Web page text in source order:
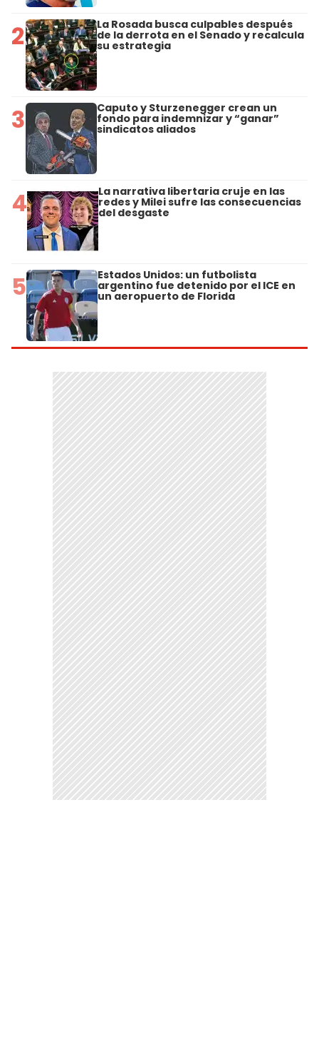
2 La Rosada busca culpables después
de la derrota en el Senado y recalcula
su estrategia
3 Caputo y Sturzenegger crean un
fondo para indemnizar y “ganar”
sindicatos aliados
4 La narrativa libertaria cruje en las
redes y Milei sufre las consecuencias
del desgaste
5 Estados Unidos: un futbolista
argentino fue detenido por el ICE en
un aeropuerto de Florida